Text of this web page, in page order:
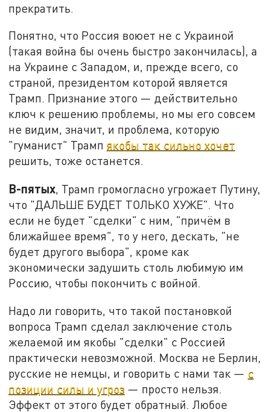
прекратить.
Понятно, что Россия воюет не с Украиной
(такая война бы очень быстро закончилась), а
на Украине с Западом, и, прежде всего, со
страной, президентом которой является
Трамп. Признание этого — действительно
ключ к решению проблемы, но мы его совсем
не видим, значит, и проблема, которую
"гуманист" Трампякобы так сильно хочет
решить, тоже останется.
В-пятых, Трамп громогласно угрожает Путину,
что "ДАЛЬШЕ БУДЕТ ТОЛЬКО ХУЖЕ". Что
если не будет "сделки" с ним, "причём в
ближайшее время", то у него, дескать, "не
будет другого выбора", кроме как
экономически задушить столь любимую им
Россию, чтобы покончить с войной.
Надо ли говорить, что такой постановкой
вопроса Трамп сделал заключение столь
желаемой им якобы "сделки" с Россией
практически невозможной. Москва не Берлин,
русские не немцы, и говорить с нами так — с
позиции силы и угроз — просто нельзя.
Эффект от этого будет обратный. Любое